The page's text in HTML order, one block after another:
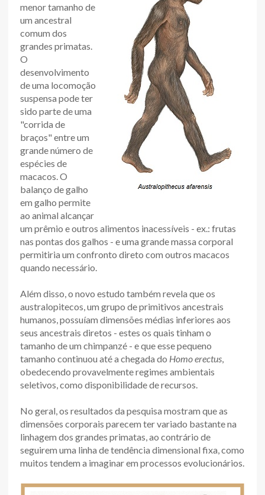
menor tamanho de
um ancestral
comum dos
grandes primatas.
O
desenvolvimento
de uma locomoção
suspensa pode ter
sido parte de uma
"corrida de
braços" entre um
grande número de
espécies de
macacos. O
balanço de galho
em galho permite
ao animal alcançar
um prêmio e outros alimentos inacessíveis - ex.: frutas
nas pontas dos galhos - e uma grande massa corporal
permitiria um confronto direto com outros macacos
quando necessário.
Além disso, o novo estudo também revela que os
australopitecos, um grupo de primitivos ancestrais
humanos, possuíam dimensões médias inferiores aos
seus ancestrais diretos - estes os quais tinham o
tamanho de um chimpanzé - e que esse pequeno
tamanho continuou até a chegada do Homo erectus,
obedecendo provavelmente regimes ambientais
seletivos, como disponibilidade de recursos.
No geral, os resultados da pesquisa mostram que as
dimensões corporais parecem ter variado bastante na
linhagem dos grandes primatas, ao contrário de
seguirem uma linha de tendência dimensional fixa, como
muitos tendem a imaginar em processos evolucionários.